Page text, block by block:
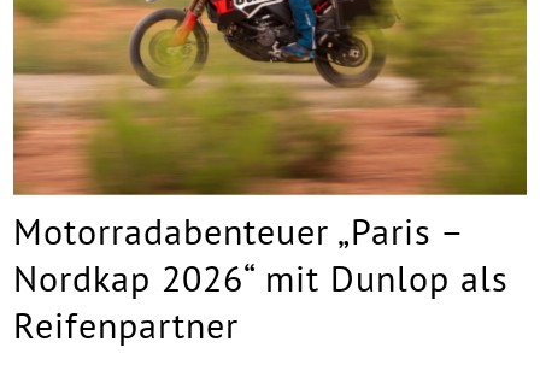
Motorradabenteuer „Paris –
Nordkap 2026“ mit Dunlop als
Reifenpartner